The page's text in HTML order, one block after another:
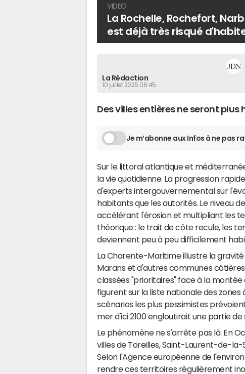
e
ù
l
s
é
à
t
r
è
s
r
i
s
q
u
é
d
'
h
VIDEO
La Rochelle, Rochefort,
est déjà très risqué
La Rédaction
10 juillet 2025 06:45
Des villes entières ne seront
Je m’abonne aux Infos à ne pas
Sur le littoral atlantique et
la vie quotidienne. La progression
d'experts intergouvernemental sur
habitants que les autorités. Le niveau
accélérant l'érosion et multipliant les
théorique : le trait de côte recule, les
deviennent peu à peu difficilement
La Charente-Maritime illustre la gravité
Marans et d'autres communes
classées "prioritaires" face à la
figurent sur la liste nationale des zones
scénarios les plus pessimistes
mer d'ici 2100 engloutirait une partie de
Le phénomène ne s'arrête pas là. En
villes de Toreilles, Saint-Laurent-de-
Selon l'Agence européenne de
rendre ces territoires régulièrement